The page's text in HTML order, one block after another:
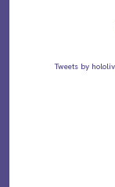
Tweets by